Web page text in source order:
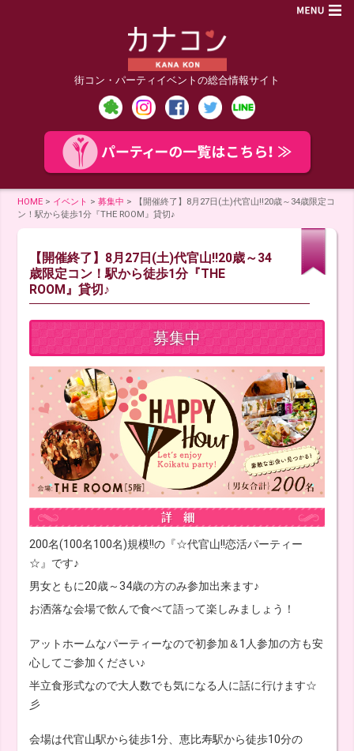
街コン・パーティイベントの総合情報サイト
HOME > イベント >募集中 >
【開催終了】8月27日(土)代官山!!20歳～34歳限定コ
ン！駅から徒歩1分『THE ROOM』貸切♪
【開催終了】8月27日(土)代官山!!20歳～34
歳限定コン！駅から徒歩1分『THE
ROOM』貸切♪
募集中
200名(100名100名)規模!!の『☆代官山!!恋活パーティー
☆』です♪
男女ともに20歳～34歳の方のみ参加出来ます♪
お洒落な会場で飲んで食べて語って楽しみましょう！
アットホームなパーティーなので初参加＆1人参加の方も安
心してご参加ください♪
半立食形式なので大人数でも気になる人に話に行けます☆
彡
会場は代官山駅から徒歩1分、恵比寿駅から徒歩10分の